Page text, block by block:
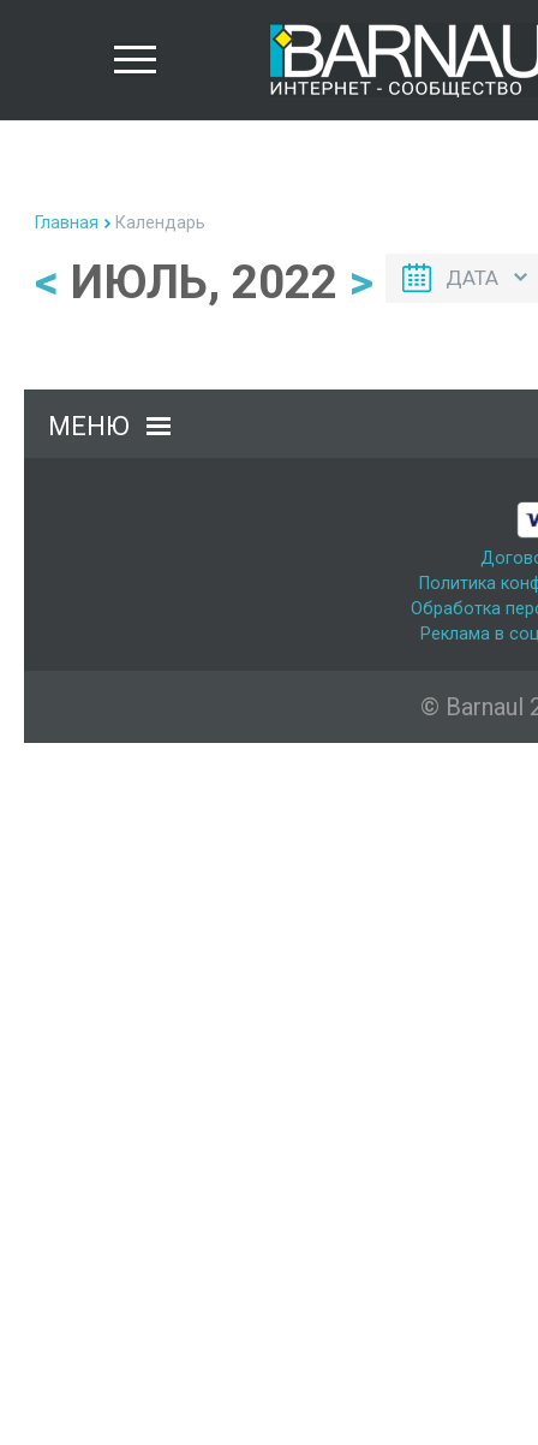
Главная Календарь
< ИЮЛЬ, 2022 > ДАТА
МЕНЮ
Политика
Обработка
Реклама в
© Barnaul